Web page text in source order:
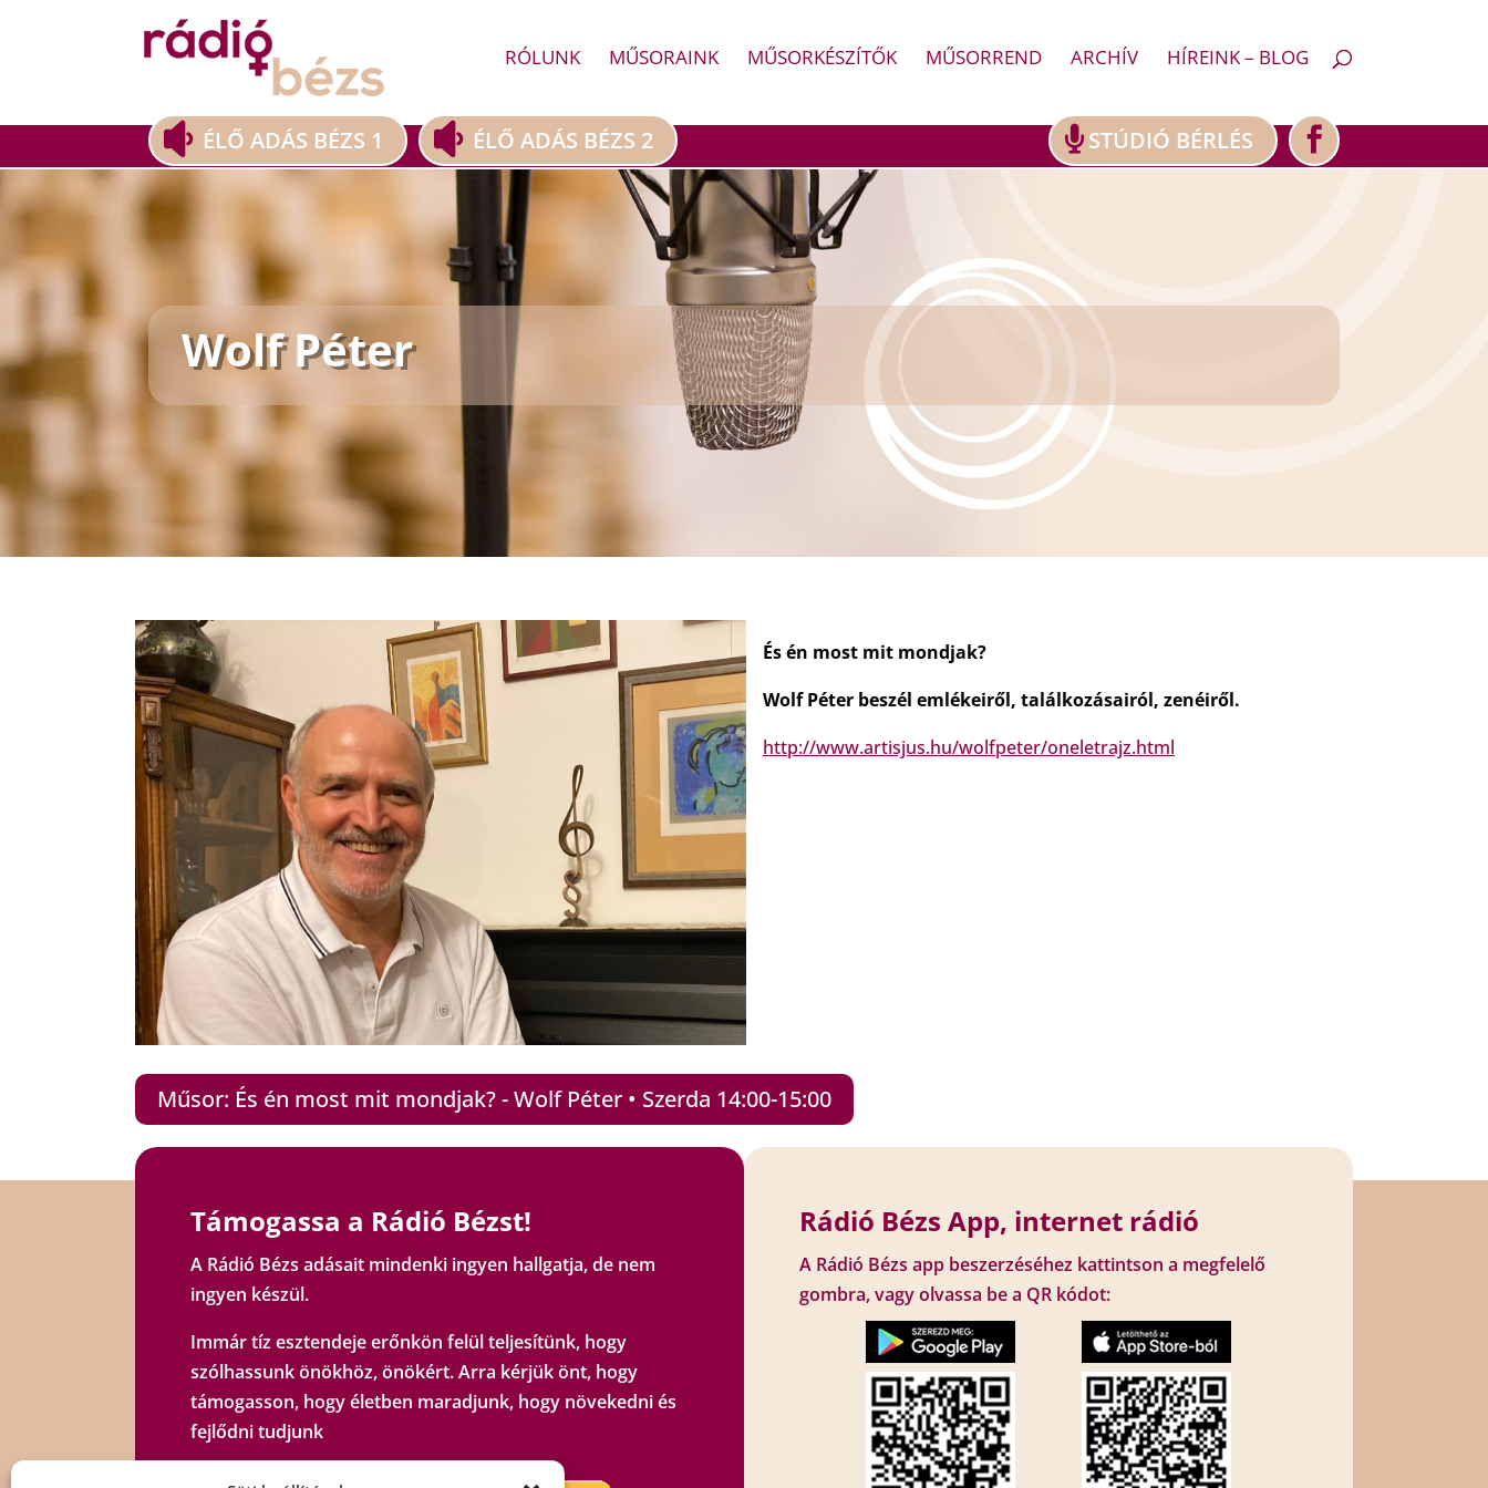
RÓLUNK MŰSORAINK MŰSORKÉSZÍTŐK MŰSORREND ARCHÍV HÍREINK – BLOG
ÉLŐ ADÁS BÉZS 1 ÉLŐ ADÁS BÉZS 2 STÚDIÓ BÉRLÉS
Wolf Péter
És én most mit mondjak?
Wolf Péter beszél emlékeiről, találkozásairól, zenéiről.
http://www.artisjus.hu/wolfpeter/oneletrajz.html
Műsor: És én most mit mondjak? - Wolf Péter • Szerda 14:00-15:00
Támogassa a Rádió Bézst!
A Rádió Bézs adásait mindenki ingyen hallgatja, de nem
ingyen készül.
Immár tíz esztendeje erőnkön felül teljesítünk, hogy
szólhassunk önökhöz, önökért. Arra kérjük önt, hogy
támogasson, hogy életben maradjunk, hogy növekedni és
fejlődni tudjunk
Rádió Bézs App, internet rádió
A Rádió Bézs app beszerzéséhez kattintson a megfelelő
gombra, vagy olvassa be a QR kódot: